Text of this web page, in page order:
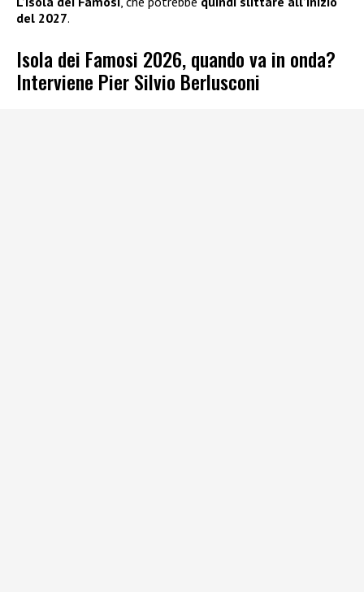
del 2027.
Isola dei Famosi 2026, quando va in onda?
Interviene Pier Silvio Berlusconi